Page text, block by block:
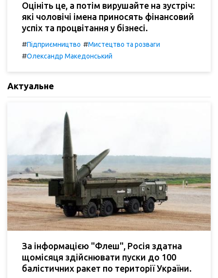
Оцініть це, а потім вирушайте на зустріч:
які чоловічі імена приносять фінансовий
успіх та процвітання у бізнесі.
#Підприємництво #Мистецтво та розваги
#Олександр Македонський
Актуальне
За інформацією "Флеш", Росія здатна
щомісяця здійснювати пуски до 100
балістичних ракет по території України.